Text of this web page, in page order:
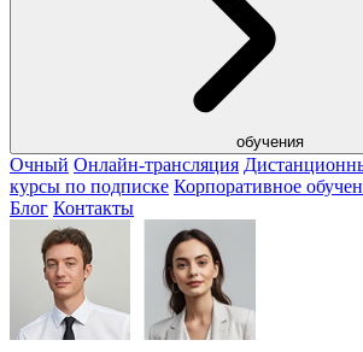
обучения
Очный Онлайн-трансляция
курсы по подписке Корпоративное
Блог Контакты